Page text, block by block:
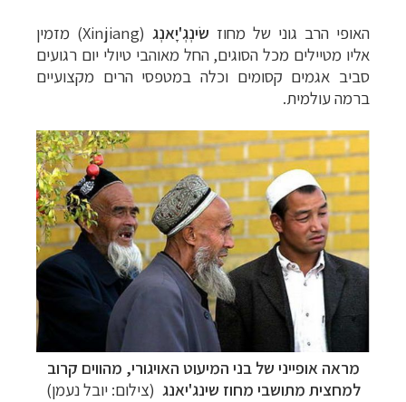
האופי הרב גוני של מחוז שׂינְגְ'יָאנְג
(Xinjiang) מזמין
אליו מטיילים מכל הסוגים, החל מאוהבי טיולי יום רגועים
סביב אגמים קסומים וכלה במטפסי הרים מקצועיים
ברמה עולמית.
מראה אופייני של בני המיעוט האויגורי, מהווים קרוב
למחצית מתושבי מחוז שינג'יאנג (צילום: יובל נעמן)